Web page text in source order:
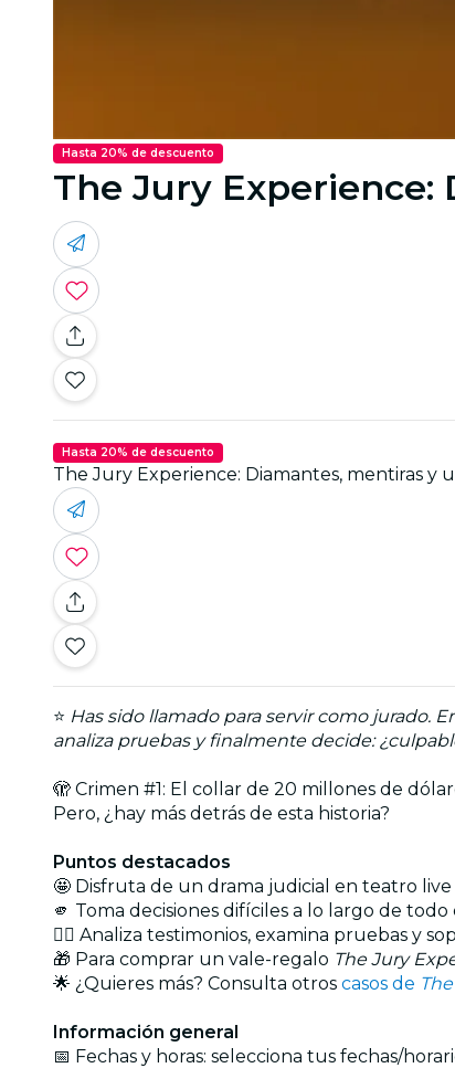
Hasta 20% de descuento
The Jury
Hasta 20% de descuento
The Jury Experience: Diamantes, mentiras y
⭐ Has sido llamado para servir como jurado.
analiza pruebas y finalmente decide:
🫣 Crimen #1: El collar de 20 millones de
Pero, ¿hay más detrás de esta historia?
Puntos destacados
🤩 Disfruta de un drama judicial en teatro
🫵 Toma decisiones difíciles a lo largo de
🕵️‍♂️ Analiza testimonios, examina pruebas y
🎁 Para comprar un vale-regalo The Jury
🌟 ¿Quieres más? Consulta otros casos de
Información general
📅 Fechas y horas: selecciona tus fechas/